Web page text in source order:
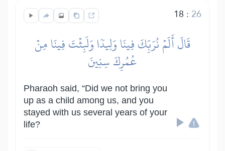
18 : 26
قَالَ أَلَمۡ نُرَبِّكَ فِينَا وَلِيدٗا وَلَبِثۡتَ فِينَا مِنۡ
عُمُرِكَ سِنِينَ
Pharaoh said, “Did we not bring you
up as a child among us, and you
stayed with us several years of your
life?